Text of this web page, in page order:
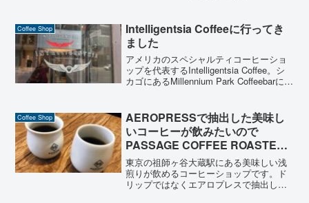
Coffee Shop
Intelligentsia Coffeeに行ってき
ました
アメリカのスペシャルティコーヒーショ
ップを代表するIntelligentsia Coffee。シ
カゴにあるMillennium Park Coffeebarに行
Coffee Shop
AEROPRESSで抽出した美味し
いコーヒーが飲みたいので
PASSAGE COFFEE ROASTERY
へ行く
東京の祖師ヶ谷大蔵駅にある美味しい浅
煎りが飲めるコーヒーショップです。ド
リップではなくエアロプレスで抽出した